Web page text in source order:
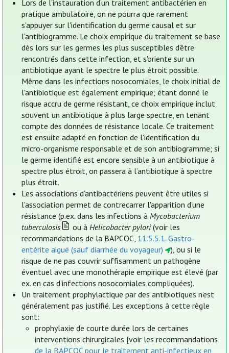
Lors de l'instauration d’un traitement antibactérien en
pratique ambulatoire, on ne pourra que rarement
s'appuyer sur l'identification du germe causal et sur
l'antibiogramme. Le choix empirique du traitement se base
dès lors sur les germes les plus susceptibles d’être
rencontrés dans cette infection, et s'oriente sur un
antibiotique ayant le spectre le plus étroit possible.
Même dans les infections nosocomiales, le choix initial de
l'antibiotique est également empirique; étant donné le
risque accru de germe résistant, ce choix empirique inclut
souvent un antibiotique à plus large spectre, en tenant
compte des données de résistance locale. Ce traitement
est ensuite adapté en fonction de l’identification du
micro-organisme responsable et de son antibiogramme; si
le germe identifié est encore sensible à un antibiotique à
spectre plus étroit, on passera à l’antibiotique à spectre
plus étroit.
Les associations d’antibactériens peuvent être utiles si
l'association permet de contrecarrer l'apparition d'une
résistance (p.ex. dans les infections àMycobacterium
tuberculosis
ou à Helicobacter pylori(voir les
recommandations de la BAPCOC, 11.5.5.1. Gastro-
entérite aiguë (sauf diarrhée du voyageur)
), ou si le
risque de ne pas couvrir suffisamment un pathogène
éventuel avec une monothérapie empirique est élevé (par
ex. en cas d'infections nosocomiales compliquées).
Un traitement prophylactique par des antibiotiques n’est
généralement pas justifié. Les exceptions à cette règle
sont:
prophylaxie de courte durée lors de certaines
interventions chirurgicales [voir les recommandations
de la BAPCOC pour le traitement anti-infectieux en